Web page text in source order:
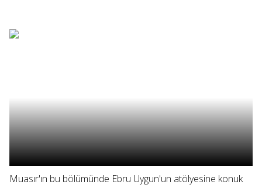
Muasır'ın bu bölümünde Ebru Uygun'un atölyesine konuk